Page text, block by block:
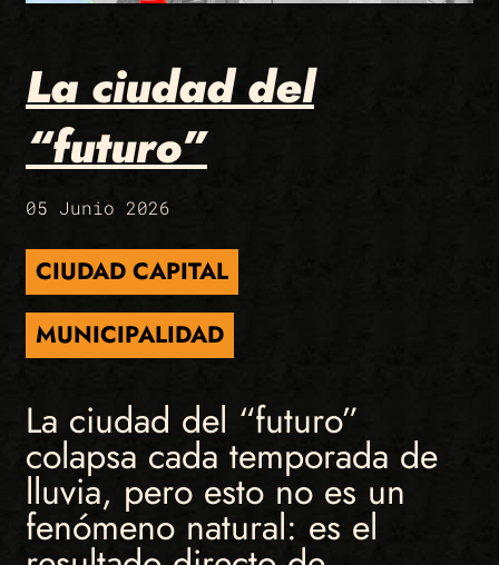
La ciudad del
“futuro”
05 Junio 2026
CIUDAD CAPITAL
MUNICIPALIDAD
La ciudad del “futuro”
colapsa cada temporada de
lluvia, pero esto no es un
fenómeno natural: es el